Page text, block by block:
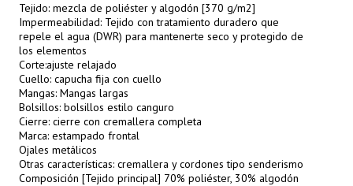
Tejido: mezcla de poliéster y algodón [370 g/m2]
Impermeabilidad: Tejido con tratamiento duradero que
repele el agua (DWR) para mantenerte seco y protegido de
los elementos
Corte:ajuste relajado
Cuello: capucha fija con cuello
Mangas: Mangas largas
Bolsillos: bolsillos estilo canguro
Cierre: cierre con cremallera completa
Marca: estampado frontal
Ojales metálicos
Otras características: cremallera y cordones tipo senderismo
Composición [Tejido principal] 70% poliéster, 30% algodón